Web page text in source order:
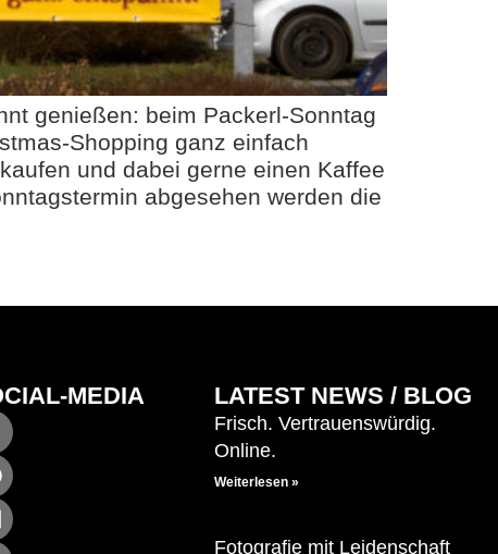
genießen: beim Packerl-Sonntag
Shopping ganz einfach
und dabei gerne einen Kaffee
abgesehen werden die
MEDIA LATEST NEWS / BLOG
Frisch. Vertrauenswürdig.
Online.
Weiterlesen »
Fotografie mit Leidenschaft